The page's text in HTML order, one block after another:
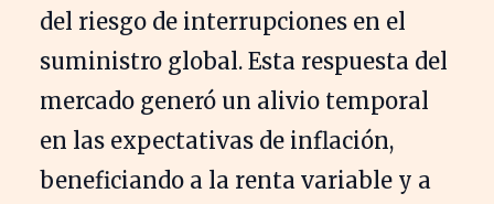
del riesgo de interrupciones en el
suministro global. Esta respuesta del
mercado generó un alivio temporal
en las expectativas de inflación,
beneficiando a la renta variable y a